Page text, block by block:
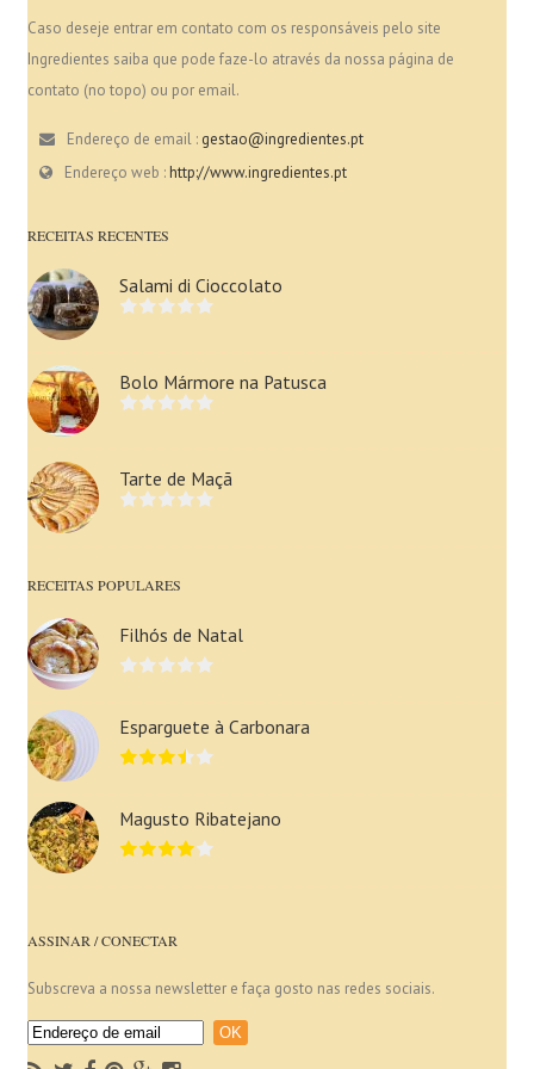
Caso deseje entrar em contato com os responsáveis pelo site
Ingredientes saiba que pode faze-lo através da nossa página de
contato (no topo) ou por email.
Endereço de email : gestao@ingredientes.pt
Endereço web :http://www.ingredientes.pt
RECEITAS RECENTES
Salami di Cioccolato
Bolo Mármore na Patusca
Tarte de Maçã
RECEITAS POPULARES
Filhós de Natal
Esparguete à Carbonara
Magusto Ribatejano
ASSINAR / CONECTAR
Subscreva a nossa newsletter e faça gosto nas redes sociais.